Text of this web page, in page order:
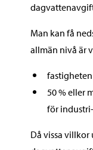
Man kan få
allmän nivå är
50 % eller
för
Då vissa